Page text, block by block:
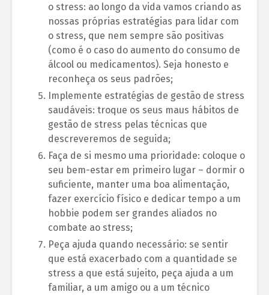
o stress: ao longo da vida vamos criando as
nossas próprias estratégias para lidar com
o stress, que nem sempre são positivas
(como é o caso do aumento do consumo de
álcool ou medicamentos). Seja honesto e
reconheça os seus padrões;
Implemente estratégias de gestão de stress
saudáveis: troque os seus maus hábitos de
gestão de stress pelas técnicas que
descreveremos de seguida;
Faça de si mesmo uma prioridade: coloque o
seu bem-estar em primeiro lugar – dormir o
suficiente, manter uma boa alimentação,
fazer exercício físico e dedicar tempo a um
hobbie podem ser grandes aliados no
combate ao stress;
Peça ajuda quando necessário: se sentir
que está exacerbado com a quantidade se
stress a que está sujeito, peça ajuda a um
familiar, a um amigo ou a um técnico